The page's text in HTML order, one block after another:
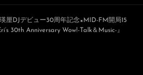
厘DJデビュー30周年記念×MID-FM開局15
30th Anniversary Wow!-Talk＆Music-』